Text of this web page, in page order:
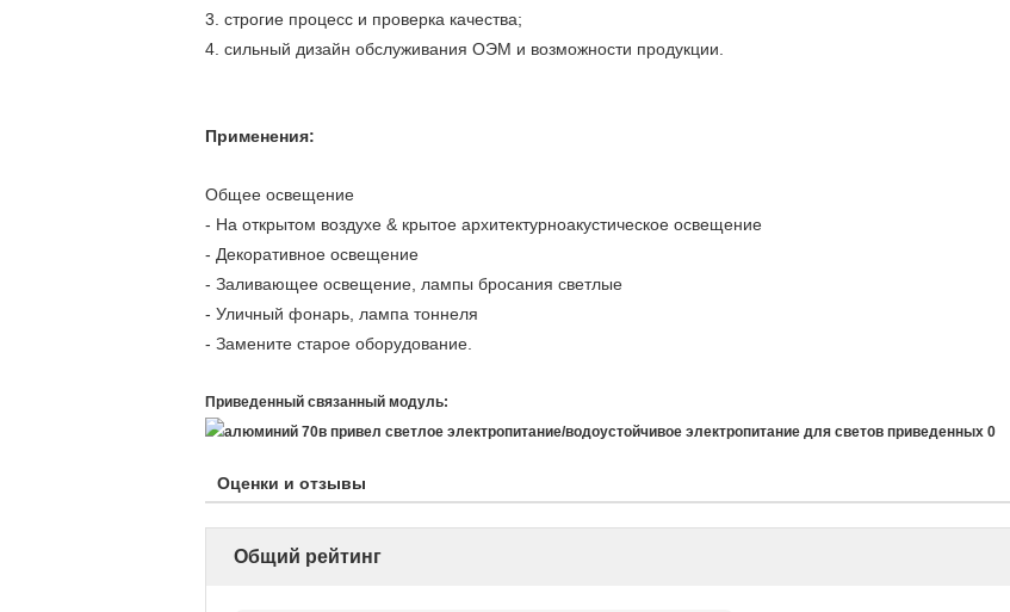
3. строгие процесс и проверка качества;
4. сильный дизайн обслуживания ОЭМ и возможности продукции.
Применения:
Общее освещение
- На открытом воздухе & крытое архитектурноакустическое освещение
- Декоративное освещение
- Заливающее освещение, лампы бросания светлые
- Уличный фонарь, лампа тоннеля
- Замените старое оборудование.
Приведенный связанный модуль:
Оценки и отзывы
Общий рейтинг